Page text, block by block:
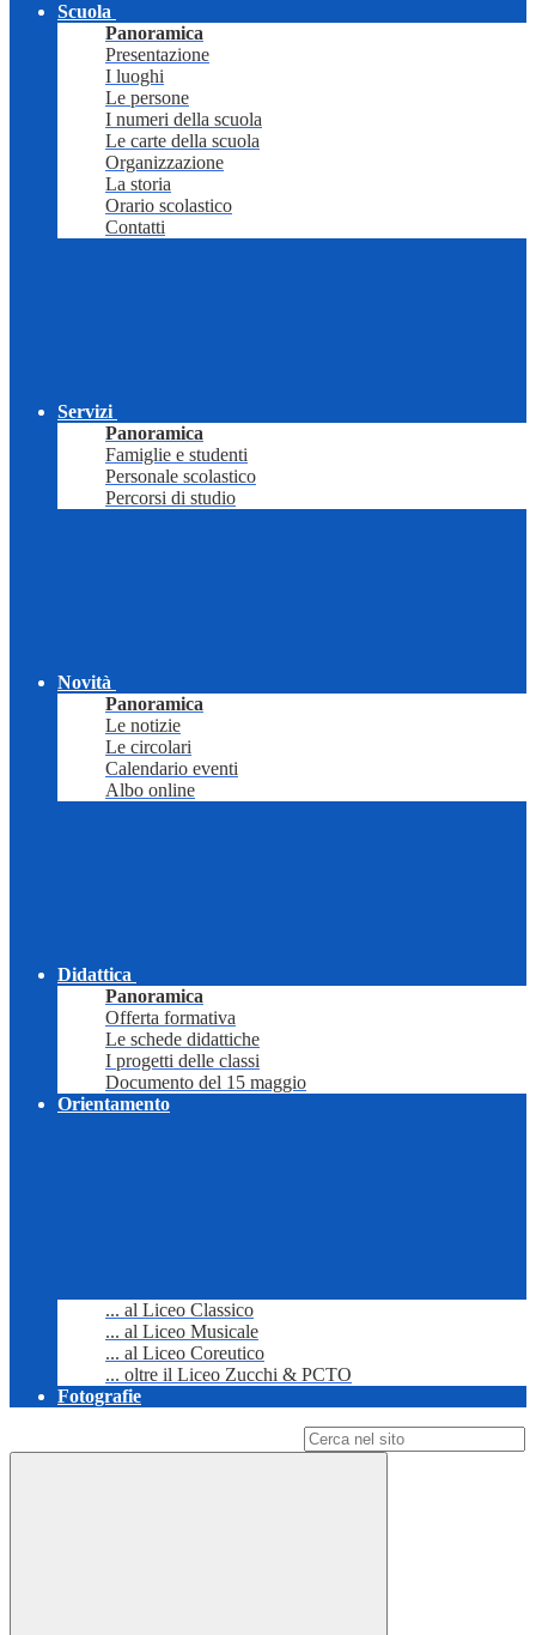
Scuola
Panoramica
Presentazione
I luoghi
Le persone
I numeri della scuola
Le carte della scuola
Organizzazione
La storia
Orario scolastico
Contatti
Servizi
Panoramica
Famiglie e studenti
Personale scolastico
Percorsi di studio
Novità
Panoramica
Le notizie
Le circolari
Calendario eventi
Albo online
Didattica
Panoramica
Offerta formativa
Le schede didattiche
I progetti delle classi
Documento del 15 maggio
Orientamento
... al Liceo Classico
... al Liceo Musicale
... al Liceo Coreutico
... oltre il Liceo Zucchi & PCTO
Fotografie